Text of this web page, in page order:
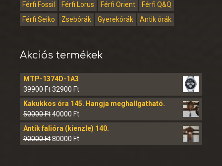
Férfi Fossil
Férfi Lorus Férfi Orient
Férfi Q&Q
Férfi Seiko
Zsebórák Gyerekórák Antik órák
Akciós termékek
MTP-1374D-1A3
39900Ft32900 Ft
Kakukkos óra 145. Hangja meghallgatható.
50000Ft40000 Ft
Antik falióra (kienzle) 140.
90000Ft80000 Ft